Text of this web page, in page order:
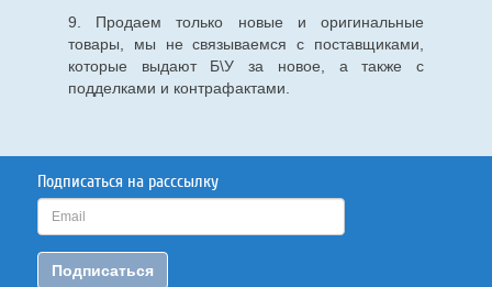
9. Продаем только новые и оригинальные
товары, мы не связываемся с поставщиками,
которые выдают Б\У за новое, а также с
подделками и контрафактами.
Подписаться на расссылку
Подписаться